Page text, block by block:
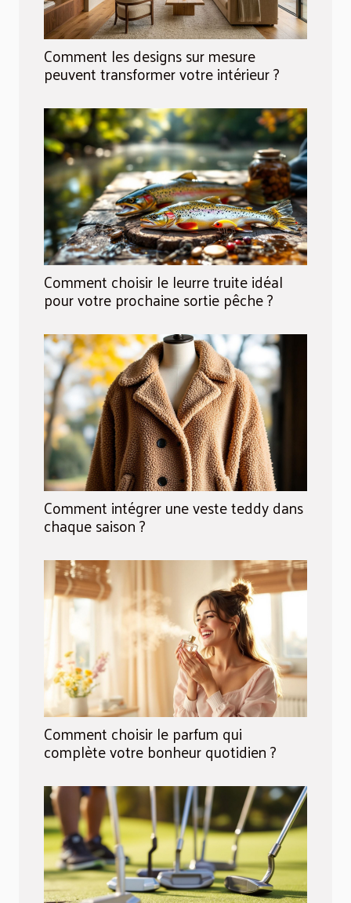
Comment les designs sur mesure
peuvent transformer votre intérieur ?
Comment choisir le leurre truite idéal
pour votre prochaine sortie pêche ?
Comment intégrer une veste teddy dans
chaque saison ?
Comment choisir le parfum qui
complète votre bonheur quotidien ?